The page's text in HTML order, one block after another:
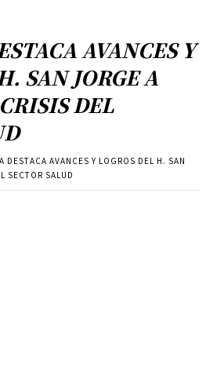
AVANCES Y
SAN JORGE A
DEL
DESTACA AVANCES Y LOGROS DEL H. SAN
SECTOR SALUD